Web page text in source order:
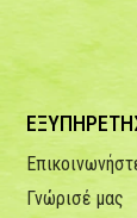
Γνώρισέ μας